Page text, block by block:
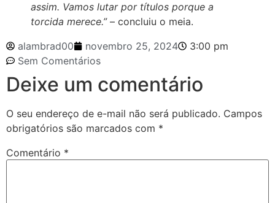
assim. Vamos lutar por títulos porque a
torcida merece.”– concluiu o meia.
alambrad00
novembro 25, 2024
3:00 pm
Sem Comentários
Deixe um comentário
O seu endereço de e-mail não será publicado. Campos
obrigatórios são marcados com *
Comentário *